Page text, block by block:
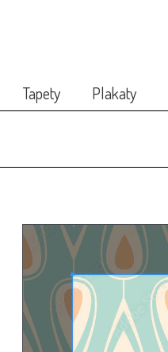
Tapety Plakaty